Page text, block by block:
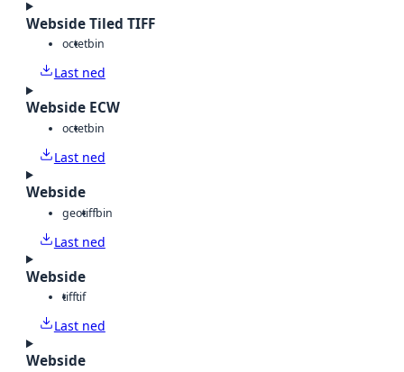
Webside Tiled TIFF
octetbin
Last ned
Webside ECW
octetbin
Last ned
Webside
geotiffbin
Last ned
Webside
tifftif
Last ned
Webside